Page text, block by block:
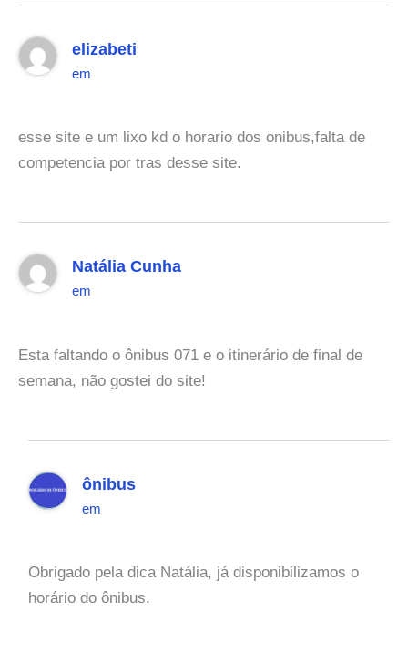
elizabeti
em
esse site e um lixo kd o horario dos onibus,falta de
competencia por tras desse site.
Natália Cunha
em
Esta faltando o ônibus 071 e o itinerário de final de
semana, não gostei do site!
ônibus
em
Obrigado pela dica Natália, já disponibilizamos o
horário do ônibus.